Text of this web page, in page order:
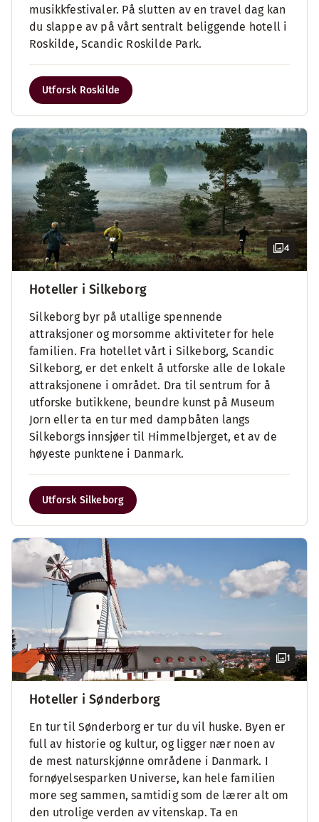
musikkfestivaler. På slutten av en travel dag kan
du slappe av på vårt sentralt beliggende hotell i
Roskilde, Scandic Roskilde Park.
Utforsk Roskilde
4
Hoteller i Silkeborg
Silkeborg byr på utallige spennende
attraksjoner og morsomme aktiviteter for hele
familien. Fra hotellet vårt i Silkeborg, Scandic
Silkeborg, er det enkelt å utforske alle de lokale
attraksjonene i området. Dra til sentrum for å
utforske butikkene, beundre kunst på Museum
Jorn eller ta en tur med dampbåten langs
Silkeborgs innsjøer til Himmelbjerget, et av de
høyeste punktene i Danmark.
Utforsk Silkeborg
1
Hoteller i Sønderborg
En tur til Sønderborg er tur du vil huske. Byen er
full av historie og kultur, og ligger nær noen av
de mest naturskjønne områdene i Danmark. I
fornøyelsesparken Universe, kan hele familien
more seg sammen, samtidig som de lærer alt om
den utrolige verden av vitenskap. Ta en